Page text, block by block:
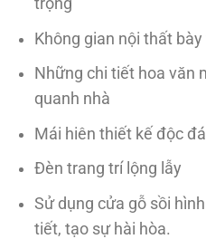
trọng
Không gian nội thất
Những chi tiết hoa văn
quanh nhà
Mái hiên thiết kế độc
Đèn trang trí lộng lẫy
Sử dụng cửa gỗ sồi
tiết, tạo sự hài hòa.